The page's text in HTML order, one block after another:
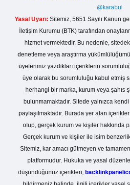
@karabul
Yasal Uyarı: Sitemiz, 5651 Sayılı Kanun
İletişim Kurumu (BTK) tarafından
hizmet vermektedir. Bu nedenle,
denetleme veya araştırma
üyelerimiz yazdıkları içeriklerin
üye olarak bu sorumluluğu kabul etmiş
herhangi bir marka, kurum veya şahıs
bulunmamaktadır. Sitede yalnızca kendi
paylaşılmaktadır. Burada yer alan
olup, gerçek kurum ve kişiler hakkında
Gerçek kurum ve kişiler ile isim
Sitemiz, kar amacı gütmeyen ve
platformudur. Hukuka ve yasal
düşündüğünüz içerikleri,